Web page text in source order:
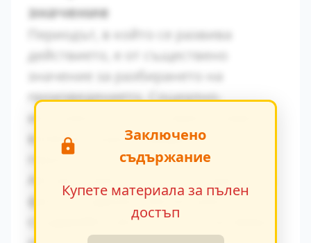
значение
Периодът, в който се развива
действието, е от съществено
значение за разбирането на
произведението. Социално-
икономическите условия оказват
влияние върху поведението на
героите.
факти в художествения разказ,
създавайки автентична атмосфера
Заключено
съдържание
Купете материала за пълен
достъп